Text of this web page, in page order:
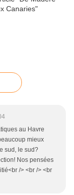
au Havre
mieux
sud, le sud?
Nos pensées
/> <br /> <br